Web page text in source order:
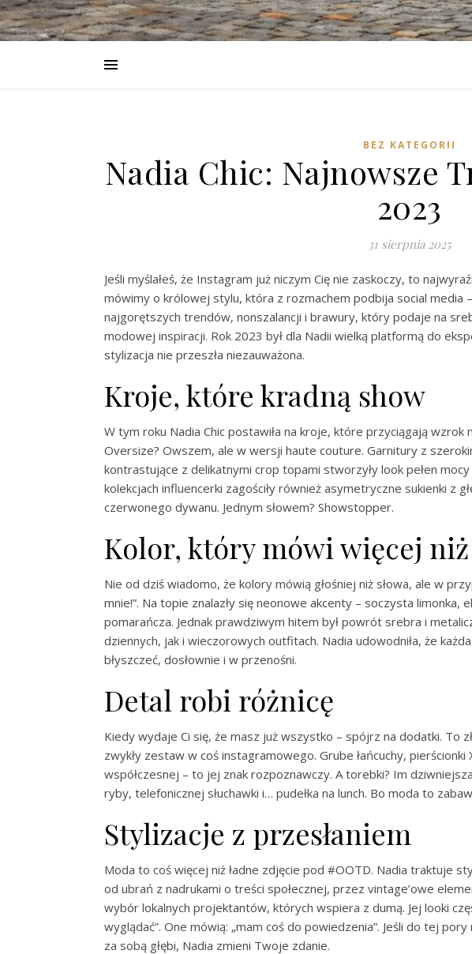
BEZ KATEGORII
Nadia Chic: Najnowsze
2023
31 sierpnia 2025
Jeśli myślałeś, że Instagram już niczym Cię nie zaskoczy, to
mówimy o królowej stylu, która z rozmachem podbija social media
najgorętszych trendów, nonszalancji i brawury, który podaje na
modowej inspiracji. Rok 2023 był dla Nadii wielką platformą do
stylizacja nie przeszła niezauważona.
Kroje, które kradną show
W tym roku Nadia Chic postawiła na kroje, które przyciągają wzrok
Oversize? Owszem, ale w wersji haute couture. Garnitury z
kontrastujące z delikatnymi crop topami stworzyły look pełen
kolekcjach influencerki zagościły również asymetryczne sukienki z
czerwonego dywanu. Jednym słowem? Showstopper.
Kolor, który mówi więcej niż
Nie od dziś wiadomo, że kolory mówią głośniej niż słowa, ale w
mnie!”. Na topie znalazły się neonowe akcenty – soczysta
pomarańcza. Jednak prawdziwym hitem był powrót srebra i
dziennych, jak i wieczorowych outfitach. Nadia udowodniła, że
błyszczeć, dosłownie i w przenośni.
Detal robi różnicę
Kiedy wydaje Ci się, że masz już wszystko – spójrz na dodatki. To
zwykły zestaw w coś instagramowego. Grube łańcuchy,
współczesnej – to jej znak rozpoznawczy. A torebki? Im
ryby, telefonicznej słuchawki i… pudełka na lunch. Bo moda to
Stylizacje z przesłaniem
Moda to coś więcej niż ładne zdjęcie pod #OOTD. Nadia traktuje
od ubrań z nadrukami o treści społecznej, przez vintage’owe
wybór lokalnych projektantów, których wspiera z dumą. Jej looki
wyglądać”. One mówią: „mam coś do powiedzenia”. Jeśli do tej
za sobą głębi, Nadia zmieni Twoje zdanie.